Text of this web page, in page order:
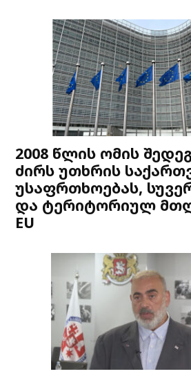
2008 წლის ომის
ძირს უთხრის
უსაფრთხოებას,
და ტერიტორიულ
EU